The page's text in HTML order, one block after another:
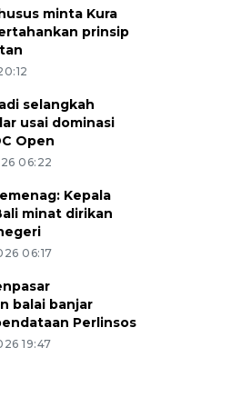
minta Kura
prinsip
selangkah
usai dominasi
Open
06:22
Kepala
minat dirikan
06:17
balai banjar
Perlinsos
19:47